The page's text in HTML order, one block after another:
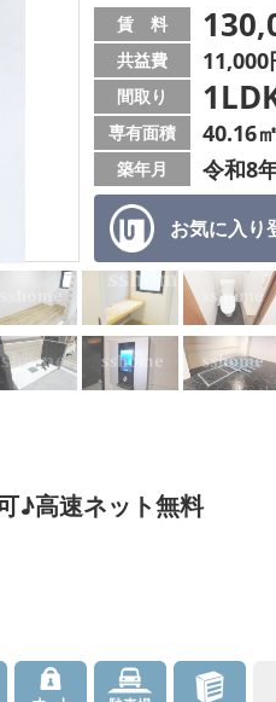
お気に入り
賃 料
共益費 11,000
間取り
専有面積 40.16㎡
築年月 令和8
♪高速ネット無料